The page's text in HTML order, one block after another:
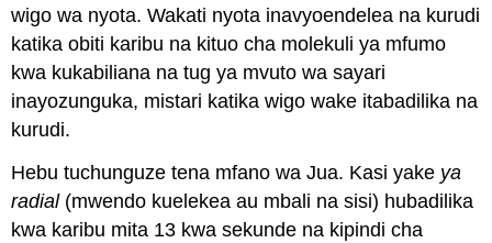
wigo wa nyota. Wakati nyota inavyoendelea na kurudi
katika obiti karibu na kituo cha molekuli ya mfumo
kwa kukabiliana na tug ya mvuto wa sayari
inayozunguka, mistari katika wigo wake itabadilika na
kurudi.
Hebu tuchunguze tena mfano wa Jua. Kasi yake ya
radial(mwendo kuelekea au mbali na sisi) hubadilika
kwa karibu mita 13 kwa sekunde na kipindi cha